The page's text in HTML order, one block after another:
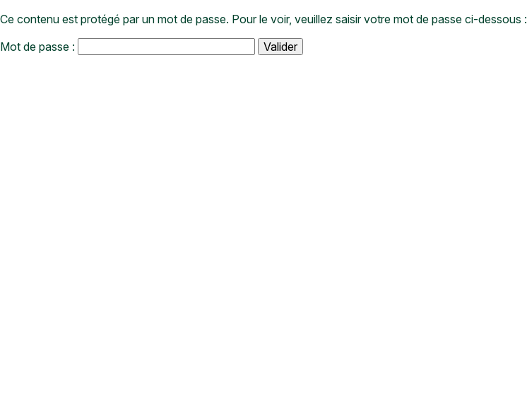
Ce contenu est protégé par un mot de passe. Pour le voir, veuillez saisir votre mot de passe ci-dessous :
Mot de passe :